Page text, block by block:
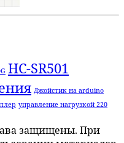
HC-SR501
Джойстик на arduino
управление нагрузкой 220
защищены. При